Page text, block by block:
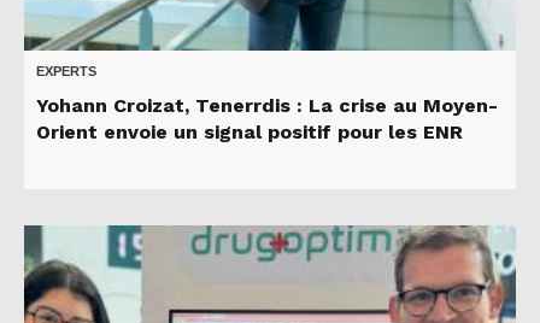
EXPERTS
Yohann Croizat, Tenerrdis : La crise au Moyen-
Orient envoie un signal positif pour les ENR